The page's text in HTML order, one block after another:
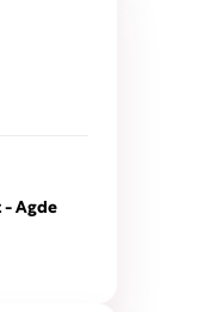
- Agde